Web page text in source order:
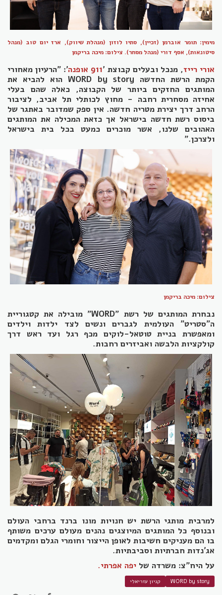
מימין: תומר אוברמן (זכיין), סתיו לוזון (מנהלת שיווק), ארז יום טוב (מנהל
סיטונאות), אסף דורי (מנהל מסחר). צילום: מיכה בריקמן
אורי רייז, מנכל ובעלים קבוצת '911 אופנה
': "הרעיון מאחורי
הקמת הרשת החדשה WORD by story הוא להביא את
המותגים החזקים ביותר של הקבוצה, כאלה שהם בעלי
אחיזה מסחרית רחבה - מחוץ לכותלי תל אביב, לציבור
הרחב דרך יצירת מטריה חדשה. אין ספק שמדובר באתגר של
ביסוס רשת חדשה בישראל אך כזאת המכילה את המותגים
האהובים שלנו, אשר מוכרים כמעט בכל בית בישראל
ולצרכן.”
צילום: מיכה בריקמן
נבחרת המותגים של רשת "WORD" מובילה את קטגוריית
ה״סטריט״ העולמית לגברים ונשים לצד ילדות וילדים
ומאפשרת בניית טוטאל-לוקים מכף רגל ועד ראש דרך
קולקציות הלבשה ואביזרים רחבות.
למרבית מותגי הרשת יש חנויות מונו ברנד ברחבי העולם
ובנוסף כל המותגים המיוצגים נהנים מעולם ערכים משותף
בו הם מעניקים חשיבות לאופן הייצור וחומרי הגלם ומקדמים
אג׳נדות חברתיות וסביבתיות.
על היח"צ: משרדה של יפה אפרתי.
WORD by story קניון עזריאלי